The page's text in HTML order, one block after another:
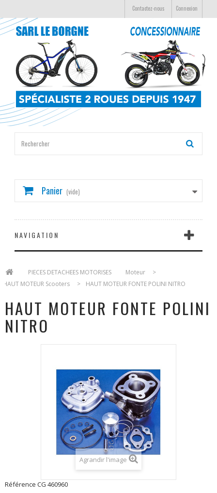
Connexion
Contactez-nous
Panier (vide)
NAVIGATION
PIECES DETACHEES MOTORISES Moteur
>
HAUT MOTEUR Scooters
> HAUT MOTEUR FONTE POLINI NITRO
HAUT MOTEUR FONTE POLINI
NITRO
Agrandir l'image
Référence CG 460960